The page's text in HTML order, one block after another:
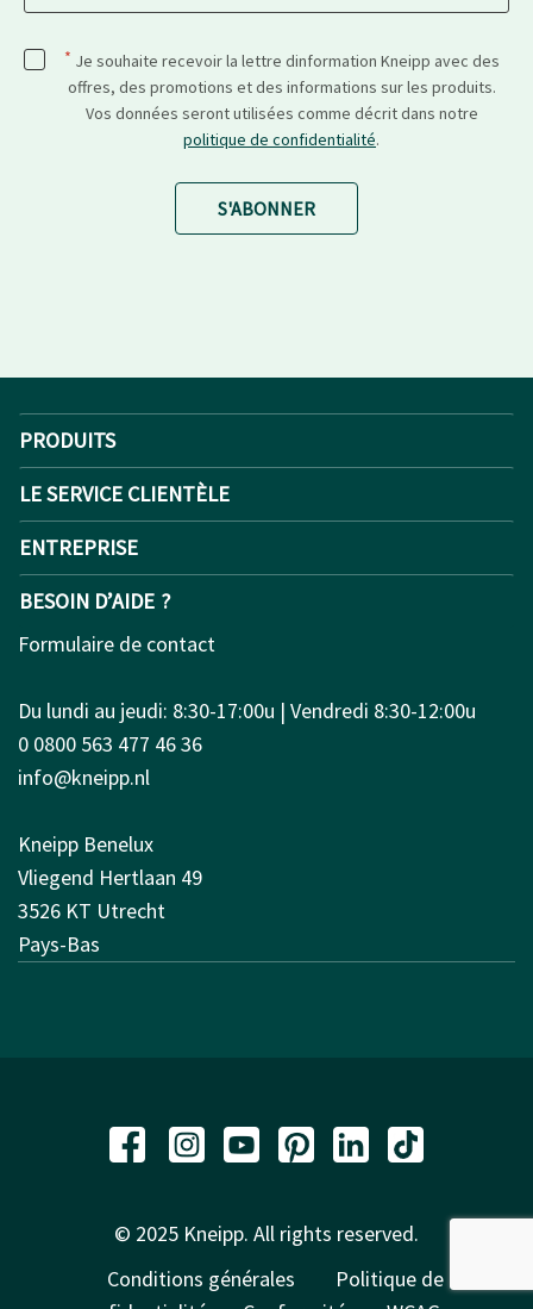
* Je souhaite recevoir la lettre dinformation Kneipp avec des
offres, des promotions et des informations sur les produits.
Vos données seront utilisées comme décrit dans notre
politique de confidentialité.
S'ABONNER
PRODUITS
LE SERVICE CLIENTÈLE
ENTREPRISE
BESOIN D’AIDE ?
Formulaire de contact
Du lundi au jeudi: 8:30-17:00u | Vendredi 8:30-12:00u
0 0800 563 477 46 36
info@kneipp.nl
Kneipp Benelux
Vliegend Hertlaan 49
3526 KT Utrecht
Pays-Bas
© 2025 Kneipp. All rights reserved.
Conditions générales
Politique de